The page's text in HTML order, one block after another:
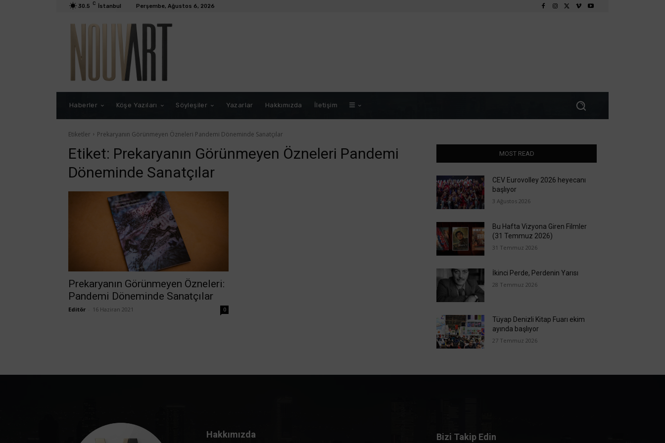
30.5 C İstanbul Perşembe, Ağustos 6, 2026
Haberler Köşe Yazıları Söyleşiler Yazarlar Hakkımızda İletişim
Etiketler Prekaryanın Görünmeyen Özneleri Pandemi Döneminde Sanatçılar
Etiket: Prekaryanın Görünmeyen Özneleri Pandemi
Döneminde Sanatçılar
Prekaryanın Görünmeyen Özneleri:
Pandemi Döneminde Sanatçılar
Editör 16 Haziran 2021 0
MOST READ
CEV Eurovolley 2026 heyecanı
başlıyor
3 Ağustos 2026
Bu Hafta Vizyona Giren Filmler
(31 Temmuz 2026)
31 Temmuz 2026
İkinci Perde, Perdenin Yarısı
28 Temmuz 2026
Tüyap Denizli Kitap Fuarı ekim
ayında başlıyor
27 Temmuz 2026
Hakkımızda Bizi Takip Edin